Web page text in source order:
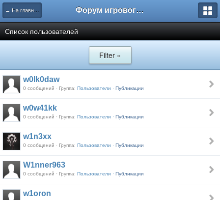
← На главную Форум игрового проекта Riverrise
Список пользователей
Filter »
w0lk0daw
0 сообщений · Группа: Пользователи · Публикации
w0w41kk
0 сообщений · Группа: Пользователи · Публикации
w1n3xx
0 сообщений · Группа: Пользователи · Публикации
W1nner963
0 сообщений · Группа: Пользователи · Публикации
w1oron